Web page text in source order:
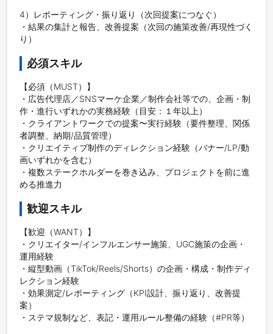
4）レポーティング・振り返り（次回提案につなぐ）
・結果の集計と報告、改善提案（次回の施策改善/再現性づく
り）
必須スキル
【必須（MUST）】
・広告代理店／SNSマーケ企業／制作会社等での、企画・制
作・進行いずれかの実務経験（目安：１年以上）
・クライアントワークでの提案〜実行経験（要件整理、関係
者調整、納期/品質管理）
・クリエイティブ制作のディレクション経験（バナー/LP/動
画いずれかを含む）
・複数ステークホルダーを巻き込み、プロジェクトを前に進
める推進力
歓迎スキル
【歓迎（WANT）】
・クリエイター/インフルエンサー施策、UGC施策の企画・
運用経験
・縦型動画（TikTok/Reels/Shorts）の企画・構成・制作ディ
レクション経験
・効果測定/レポーティング（KPI設計、振り返り、改善提
案）
・ステマ規制など、表記・運用ルール整備の経験（#PR等）